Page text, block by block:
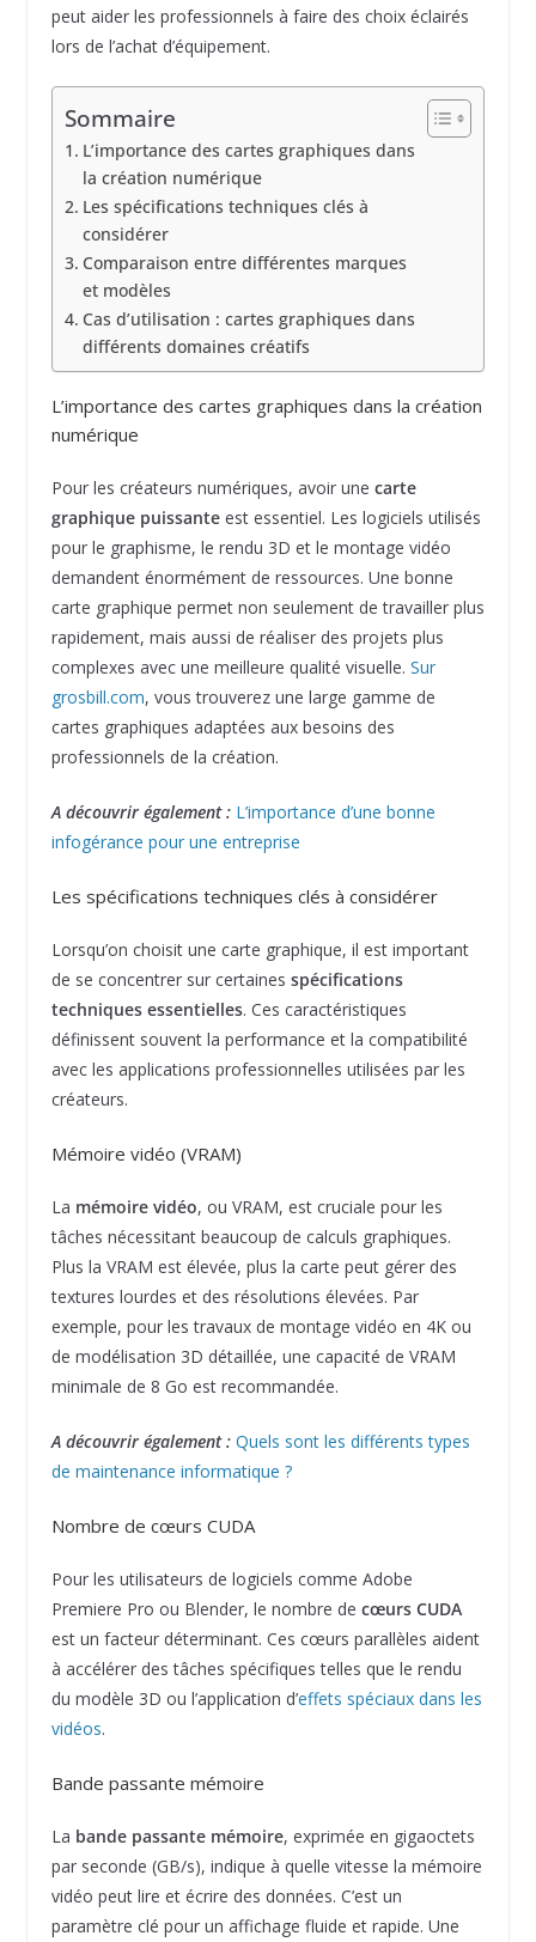
peut aider les professionnels à faire des choix éclairés
lors de l’achat d’équipement.
Sommaire
L’importance des cartes graphiques dans
la création numérique
Les spécifications techniques clés à
considérer
Comparaison entre différentes marques
et modèles
Cas d’utilisation : cartes graphiques dans
différents domaines créatifs
L’importance des cartes graphiques dans la création
numérique
Pour les créateurs numériques, avoir une carte
graphique puissanteest essentiel. Les logiciels utilisés
pour le graphisme, le rendu 3D et le montage vidéo
demandent énormément de ressources. Une bonne
carte graphique permet non seulement de travailler plus
rapidement, mais aussi de réaliser des projets plus
complexes avec une meilleure qualité visuelle. Sur
grosbill.com, vous trouverez une large gamme de
cartes graphiques adaptées aux besoins des
professionnels de la création.
A découvrir également : L’importance d’une bonne
infogérance pour une entreprise
Les spécifications techniques clés à considérer
Lorsqu’on choisit une carte graphique, il est important
de se concentrer sur certaines spécifications
techniques essentielles. Ces caractéristiques
définissent souvent la performance et la compatibilité
avec les applications professionnelles utilisées par les
créateurs.
Mémoire vidéo (VRAM)
La mémoire vidéo, ou VRAM, est cruciale pour les
tâches nécessitant beaucoup de calculs graphiques.
Plus la VRAM est élevée, plus la carte peut gérer des
textures lourdes et des résolutions élevées. Par
exemple, pour les travaux de montage vidéo en 4K ou
de modélisation 3D détaillée, une capacité de VRAM
minimale de 8 Go est recommandée.
A découvrir également : Quels sont les différents types
de maintenance informatique ?
Nombre de cœurs CUDA
Pour les utilisateurs de logiciels comme Adobe
Premiere Pro ou Blender, le nombre de cœurs CUDA
est un facteur déterminant. Ces cœurs parallèles aident
à accélérer des tâches spécifiques telles que le rendu
du modèle 3D ou l’application d’effets spéciaux dans les
vidéos.
Bande passante mémoire
La bande passante mémoire, exprimée en gigaoctets
par seconde (GB/s), indique à quelle vitesse la mémoire
vidéo peut lire et écrire des données. C’est un
paramètre clé pour un affichage fluide et rapide. Une